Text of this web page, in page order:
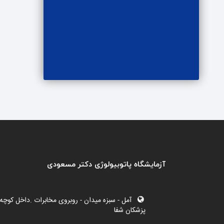
آزمایشگاه پاتوبیولوژی دکتر مسعودی
آمل - سبزه میدان - روبروی مخابرات .داخل
پزشکان شفا